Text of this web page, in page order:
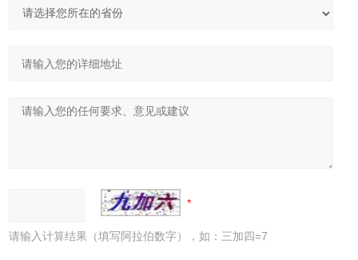
请输入计算结果（填写阿拉伯数字），如：三加四=7